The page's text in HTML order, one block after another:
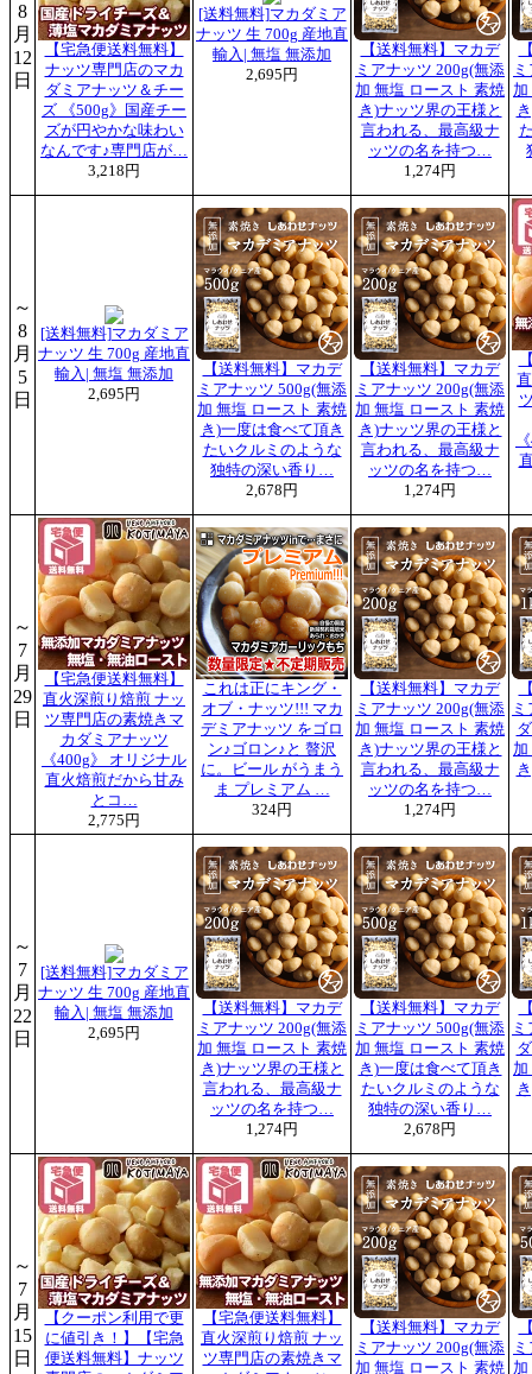
8
月
12
日
【宅急便送料無料】
ナッツ専門店のマカ
ダミアナッツ＆チー
ズ 《500g》国産チー
ズが円やかな味わい
なんです♪専門店が…
3,218円
[送料無料]マカダミア
ナッツ 生 700g 産地直
輸入| 無塩 無添加
2,695円
【送料無料】マカデ
ミアナッツ 200g(無添
加 無塩 ロースト 素焼
き)ナッツ界の王様と
言われる、最高級ナ
ッツの名を持つ…
1,274円
加
～
8
月
5
日
[送料無料]マカダミア
ナッツ 生 700g 産地直
輸入| 無塩 無添加
2,695円
【送料無料】マカデ
ミアナッツ 500g(無添
加 無塩 ロースト 素焼
き)一度は食べて頂き
たいクルミのような
独特の深い香り…
2,678円
【送料無料】マカデ
ミアナッツ 200g(無添
加 無塩 ロースト 素焼
き)ナッツ界の王様と
言われる、最高級ナ
ッツの名を持つ…
1,274円
～
7
月
29
日
【宅急便送料無料】
直火深煎り焙煎 ナッ
ツ専門店の素焼きマ
カダミアナッツ
《400g》 オリジナル
直火焙煎だから甘み
とコ…
2,775円
これは正にキング・
オブ・ナッツ!!! マカ
デミアナッツ をゴロ
ン♪ゴロン♪と 贅沢
に。ビール がうまう
ま プレミアム …
324円
【送料無料】マカデ
ミアナッツ 200g(無添
加 無塩 ロースト 素焼
き)ナッツ界の王様と
言われる、最高級ナ
ッツの名を持つ…
1,274円
加
～
7
月
22
日
[送料無料]マカダミア
ナッツ 生 700g 産地直
輸入| 無塩 無添加
2,695円
【送料無料】マカデ
ミアナッツ 200g(無添
加 無塩 ロースト 素焼
き)ナッツ界の王様と
言われる、最高級ナ
ッツの名を持つ…
1,274円
【送料無料】マカデ
ミアナッツ 500g(無添
加 無塩 ロースト 素焼
き)一度は食べて頂き
たいクルミのような
独特の深い香り…
2,678円
加
～
7
月
15
日
【クーポン利用で更
に値引き！】【宅急
便送料無料】ナッツ
【宅急便送料無料】
直火深煎り焙煎 ナッ
ツ専門店の素焼きマ
【送料無料】マカデ
ミアナッツ 200g(無添
加 無塩 ロースト 素焼 加